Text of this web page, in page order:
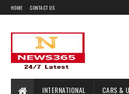
HOME CONTACT US
INTERNATIONAL CARS &